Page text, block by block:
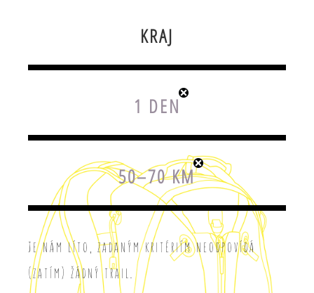
KRAJ
1 DEN
50–70 KM
Je nám líto, zadaným kritériím neodpovídá
(zatím) žádný trail.